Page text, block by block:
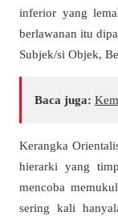
inferior yang
berlawanan itu
Subjek/si Objek,
Baca juga:
Kerangka
hierarki yang
mencoba
sering kali